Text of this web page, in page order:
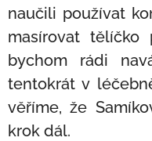
naučili používat
masírovat tělíčko
bychom rádi
tentokrát v
věříme, že
krok dál.